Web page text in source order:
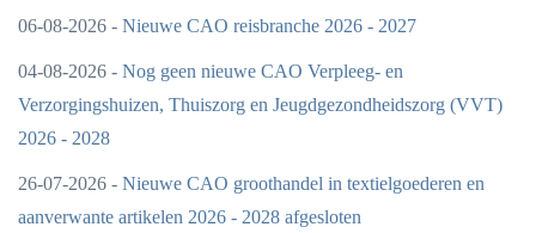
06-08-2026 - Nieuwe CAO reisbranche 2026 - 2027
04-08-2026 - Nog geen nieuwe CAO Verpleeg- en
Verzorgingshuizen, Thuiszorg en Jeugdgezondheidszorg (VVT)
2026 - 2028
26-07-2026 - Nieuwe CAO groothandel in textielgoederen en
aanverwante artikelen 2026 - 2028 afgesloten